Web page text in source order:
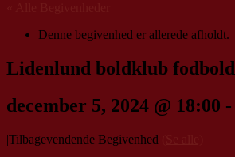
Denne begivenhed er allerede afholdt.
Lidenlund boldklub fodbold
december 5, 2024 @ 18:00 -
|Tilbagevendende Begivenhed